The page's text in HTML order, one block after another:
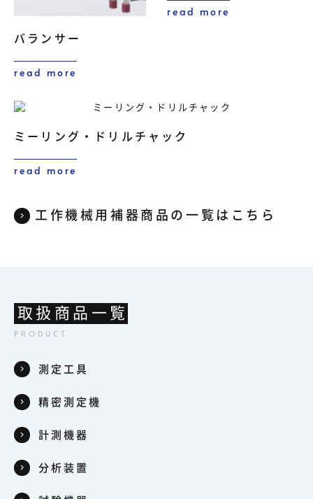
バランサー
read more
read more
ミーリング・ドリルチャック
read more
工作機械用補器商品の一覧はこちら
取扱商品一覧
測定工具
精密測定機
計測機器
分析装置